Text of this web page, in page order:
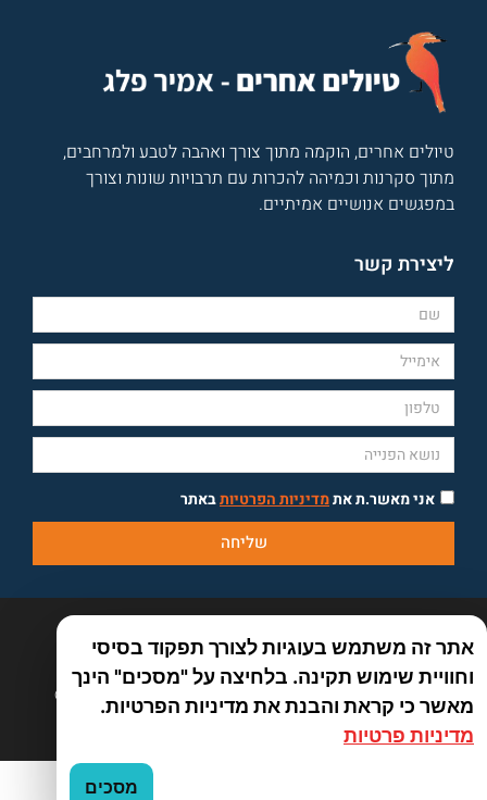
טיולים אחרים, הוקמה מתוך צורך ואהבה לטבע ולמרחבים,
מתוך סקרנות וכמיהה להכרות עם תרבויות שונות וצורך
במפגשים אנושיים אמיתיים.
ליצירת קשר
אני מאשר.ת אתמדיניות הפרטיותבאתר
שליחה
כל הזכויות שמורות לאמיר פלג טיולים אחרים 2026 ©
אתר זה משתמש בעוגיות לצורך תפקוד בסיסי
וחוויית שימוש תקינה. בלחיצה על "מסכים" הינך
מאשר כי קראת והבנת את מדיניות הפרטיות.
מדיניות פרטיות
מסכים